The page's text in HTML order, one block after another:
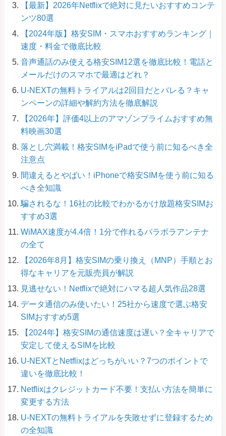
【最新】2026年Netflixで絶対に見たいおすすめコンテ
ンツ80選
【2024年版】格安SIM・スマホおすすめランキング｜
速度・料金で徹底比較
音声通話のみ使える格安SIM12選を徹底比較！電話と
メールだけのスマホで最適はどれ？
U-NEXTの無料トライアルは2回目だとバレる？キャ
ンペーンの詳細や解約方法を徹底解説
【2026年】評価4以上のアマゾンプライムおすすめ無
料映画30選
落とし穴満載！格安SIMをiPadで使う前に知るべき全
注意点
間違えるとやばい！iPhoneで格安SIMを使う前に知る
べき全知識
騙されるな！16社の比較でわかるかけ放題格安SIMお
すすめ3選
WiMAX速度が4.4倍！1分で作れるパラボラアンテナ
の全て
【2026年8月】格安SIMの乗り換え（MNP）手順とお
得なキャリアを元販売員が解説
見逃せない！Netflixで絶対にハマる超人気作品28選
データ通信のみ使いたい！25社から速度で選ぶ格安
SIMおすすめ5選
【2024年】格安SIMの通信速度は遅い？全キャリアで
安定して使えるSIMを比較
U-NEXTとNetflixはどっちがいい？7つのポイントで
違いを徹底比較！
Netflixはクレジットカード不要！支払い方法を簡単に
変更する方法
U-NEXTの無料トライアルを失敗せずに登録するため
の全知識